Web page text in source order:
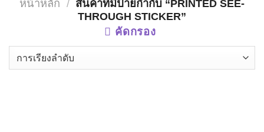
หน้าหลัก / สินค้าที่มีป้ายกำกับ “PRINTED SEE-
THROUGH STICKER”
คัดกรอง